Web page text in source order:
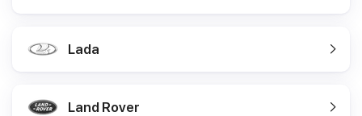
Lada
Land Rover